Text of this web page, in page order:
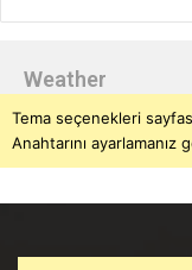
Weather
Tema seçenekleri
Anahtarını ayarlamanız